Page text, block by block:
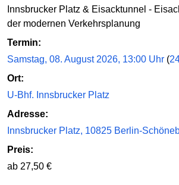
Innsbrucker Platz & Eisacktunnel -
der modernen Verkehrsplanung
Termin:
Samstag, 08. August 2026, 13:00 Uhr (
Ort:
U-Bhf. Innsbrucker Platz
Adresse:
Innsbrucker Platz, 10825 Berlin-
Preis:
ab 27,50 €